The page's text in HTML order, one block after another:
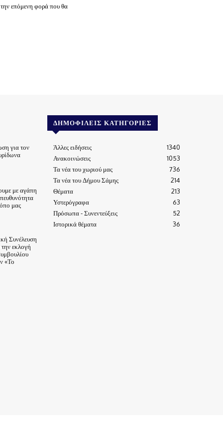
επόμενη φορά που θα
για τον
με αγάπη
μας
Συνέλευση
την εκλογή
«Το
ΔΗΜΟΦΙΛΕΊΣ ΚΑΤΗΓΟΡΊΕΣ
Άλλες ειδήσεις
1340
Ανακοινώσεις
1053
Τα νέα του χωριού μας
736
Τα νέα του Δήμου Σάμης
214
Θέματα
213
Υστερόγραφα
63
Πρόσωπα - Συνεντεύξεις
52
Ιστορικά θέματα
36